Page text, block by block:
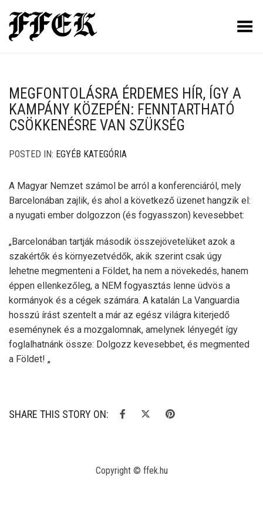
Toggle Menu
MEGFONTOLÁSRA ÉRDEMES HÍR, ÍGY A
KAMPÁNY KÖZEPÉN: FENNTARTHATÓ
CSÖKKENÉSRE VAN SZÜKSÉG
POSTED IN: EGYÉB KATEGÓRIA
A Magyar Nemzet számol be arról a konferenciáról, mely
Barcelonában zajlik, és ahol a következő üzenet hangzik el:
a nyugati ember dolgozzon (és fogyasszon) kevesebbet:
„Barcelonában tartják második összejövetelüket azok a
szakértők és környezetvédők, akik szerint csak úgy
lehetne megmenteni a Földet, ha nem a növekedés, hanem
éppen ellenkezőleg, a NEM fogyasztás lenne üdvös a
kormányok és a cégek számára. A katalán La Vanguardia
hosszú írást szentelt a már az egész világra kiterjedő
eseménynek és a mozgalomnak, amelynek lényegét így
foglalhatnánk össze: Dolgozz kevesebbet, és megmented
a Földet! „
SHARE THIS STORY ON:
Copyright © ffek.hu